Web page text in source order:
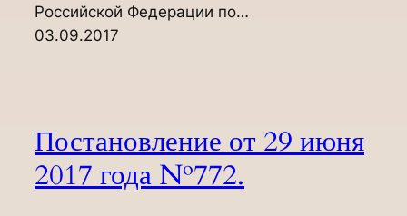
Российской Федерации по…
03.09.2017
Постановление от 29 июня
2017 года №772.